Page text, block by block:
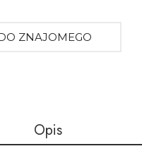
ZNAJOMEGO
Opis